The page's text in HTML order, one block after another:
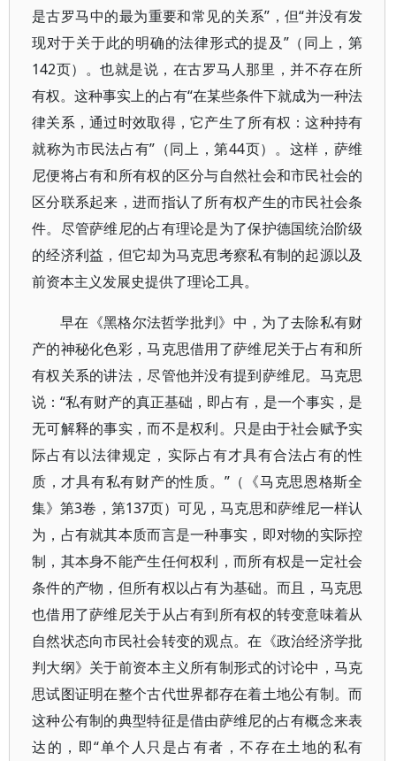
是古罗马中的最为重要和常见的关系”，但“并没有发
现对于关于此的明确的法律形式的提及”（同上，第
142页）。也就是说，在古罗马人那里，并不存在所
有权。这种事实上的占有“在某些条件下就成为一种法
律关系，通过时效取得，它产生了所有权：这种持有
就称为市民法占有”（同上，第44页）。这样，萨维
尼便将占有和所有权的区分与自然社会和市民社会的
区分联系起来，进而指认了所有权产生的市民社会条
件。尽管萨维尼的占有理论是为了保护德国统治阶级
的经济利益，但它却为马克思考察私有制的起源以及
前资本主义发展史提供了理论工具。
早在《黑格尔法哲学批判》中，为了去除私有财
产的神秘化色彩，马克思借用了萨维尼关于占有和所
有权关系的讲法，尽管他并没有提到萨维尼。马克思
说：“私有财产的真正基础，即占有，是一个事实，是
无可解释的事实，而不是权利。只是由于社会赋予实
际占有以法律规定，实际占有才具有合法占有的性
质，才具有私有财产的性质。”（《马克思恩格斯全
集》第3卷，第137页）可见，马克思和萨维尼一样认
为，占有就其本质而言是一种事实，即对物的实际控
制，其本身不能产生任何权利，而所有权是一定社会
条件的产物，但所有权以占有为基础。而且，马克思
也借用了萨维尼关于从占有到所有权的转变意味着从
自然状态向市民社会转变的观点。在《政治经济学批
判大纲》关于前资本主义所有制形式的讨论中，马克
思试图证明在整个古代世界都存在着土地公有制。而
这种公有制的典型特征是借由萨维尼的占有概念来表
达的，即“单个人只是占有者，不存在土地的私有